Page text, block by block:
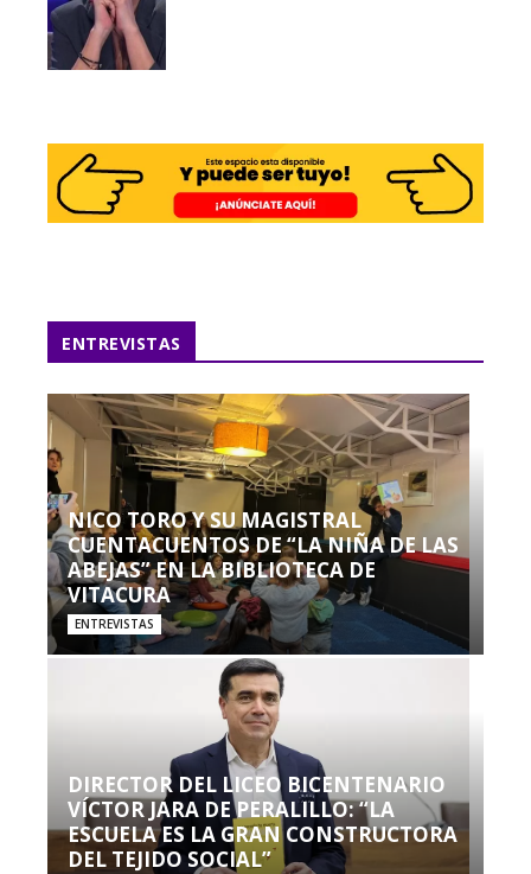
ENTREVISTAS
NICO TORO Y SU MAGISTRAL
CUENTACUENTOS DE “LA NIÑA DE LAS
ABEJAS” EN LA BIBLIOTECA DE
VITACURA
ENTREVISTAS
DIRECTOR DEL LICEO BICENTENARIO
VÍCTOR JARA DE PERALILLO: “LA
ESCUELA ES LA GRAN CONSTRUCTORA
DEL TEJIDO SOCIAL”